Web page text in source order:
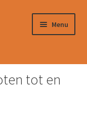
Menu
tot en